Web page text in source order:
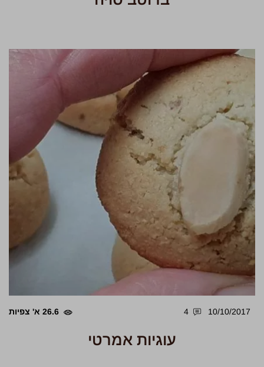
10/10/2017
4 26.6 א' צפיות
עוגיות אמרטי